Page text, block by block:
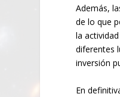
Además,
de lo que
la
diferentes
inversión
En